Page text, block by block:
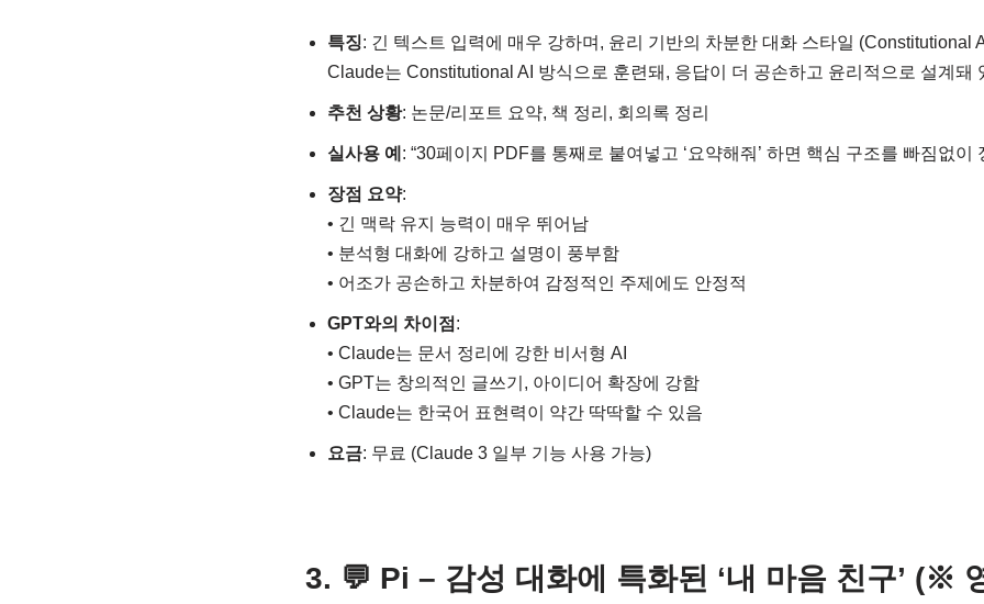
특징: 긴 텍스트 입력에 매우 강하며, 윤리 기반의 차분한 대화 스타일 (Constitutional
Claude는 Constitutional AI 방식으로 훈련돼, 응답이 더 공손하고 윤리적으로 설계돼
추천 상황: 논문/리포트 요약, 책 정리, 회의록 정리
실사용 예 : “30페이지 PDF를 통째로 붙여넣고 ‘요약해줘’ 하면 핵심 구조를 빠짐없이
장점 요약:
• 긴 맥락 유지 능력이 매우 뛰어남
• 분석형 대화에 강하고 설명이 풍부함
• 어조가 공손하고 차분하여 감정적인 주제에도 안정적
GPT와의 차이점 :
• Claude는 문서 정리에 강한 비서형 AI
• GPT는 창의적인 글쓰기, 아이디어 확장에 강함
• Claude는 한국어 표현력이 약간 딱딱할 수 있음
요금: 무료 (Claude 3 일부 기능 사용 가능)
3. 💬 Pi – 감성 대화에 특화된 ‘내 마음 친구’ (※